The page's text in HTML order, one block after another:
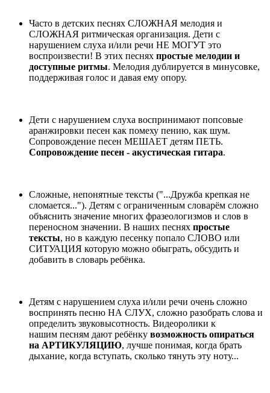
Часто в детских песнях СЛОЖНАЯ мелодия и
СЛОЖНАЯ ритмическая организация. Дети с
нарушением слуха и/или речи НЕ МОГУТ это
воспроизвести! В этих песнях простые мелодии и
доступные ритмы. Мелодия дублируется в минусовке,
поддерживая голос и давая ему опору.
Дети с нарушением слуха воспринимают попсовые
аранжировки песен как помеху пению, как шум.
Сопровождение песен МЕШАЕТ детям ПЕТЬ.
Сопровождение песен - акустическая гитара.
Сложные, непонятные тексты ("...Дружба крепкая не
сломается..."). Детям с ограниченным словарём сложно
объяснить значение многих фразеологизмов и слов в
переносном значении. В наших песнях простые
тексты, но в каждую песенку попало СЛОВО или
СИТУАЦИЯ которую можно обыграть, обсудить и
добавить в словарь ребёнка.
Детям с нарушением слуха и/или речи очень сложно
воспринять песню НА СЛУХ, сложно разобрать слова и
определить звуковысотность. Видеоролики к
нашим песням дают ребёнку возможность опираться
на АРТИКУЛЯЦИЮ, лучше понимая, когда брать
дыхание, когда вступать, сколько тянуть эту ноту...